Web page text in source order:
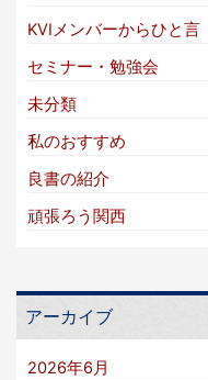
KVIメンバーからひと言
セミナー・勉強会
未分類
私のおすすめ
良書の紹介
頑張ろう関西
アーカイブ
2026年6月